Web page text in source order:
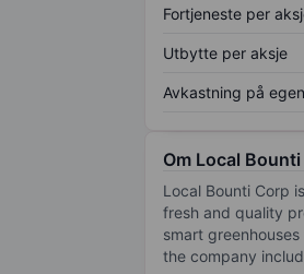
Fortjeneste per
Utbytte per aksje
Avkastning på
Om Local
Local Bounti Corp
fresh and quality
smart
the company